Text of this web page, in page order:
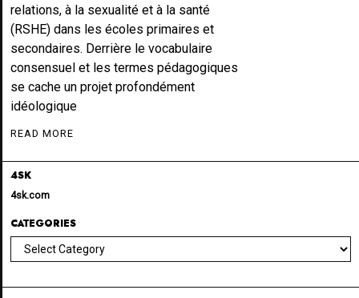
relations, à la sexualité et à la santé
(RSHE) dans les écoles primaires et
secondaires. Derrière le vocabulaire
consensuel et les termes pédagogiques
se cache un projet profondément
idéologique
READ MORE
4SK
4sk.com
CATEGORIES
Categories